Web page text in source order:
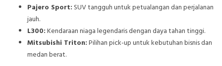
Pajero Sport: SUV tangguh untuk petualangan dan perjalanan
jauh.
L300:Kendaraan niaga legendaris dengan daya tahan tinggi.
Mitsubishi Triton:Pilihan pick-up untuk kebutuhan bisnis dan
medan berat.